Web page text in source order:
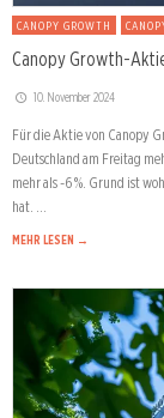
CANOPY GROWTH
Canopy Growth-
10. November 2024
Für die Aktie von Canopy
Deutschland am Freitag
mehr als -6 %. Grund ist
hat. …
MEHR LESEN →